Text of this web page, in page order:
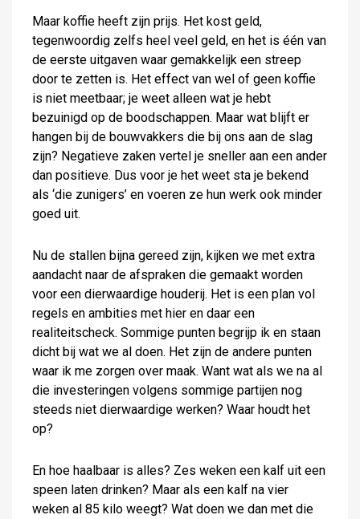
Maar koffie heeft zijn prijs. Het kost geld,
tegenwoordig zelfs heel veel geld, en het is één van
de eerste uitgaven waar gemakkelijk een streep
door te zetten is. Het effect van wel of geen koffie
is niet meetbaar; je weet alleen wat je hebt
bezuinigd op de boodschappen. Maar wat blijft er
hangen bij de bouwvakkers die bij ons aan de slag
zijn? Negatieve zaken vertel je sneller aan een ander
dan positieve. Dus voor je het weet sta je bekend
als ‘die zunigers’ en voeren ze hun werk ook minder
goed uit.
Nu de stallen bijna gereed zijn, kijken we met extra
aandacht naar de afspraken die gemaakt worden
voor een dierwaardige houderij. Het is een plan vol
regels en ambities met hier en daar een
realiteitscheck. Sommige punten begrijp ik en staan
dicht bij wat we al doen. Het zijn de andere punten
waar ik me zorgen over maak. Want wat als we na al
die investeringen volgens sommige partijen nog
steeds niet dierwaardige werken? Waar houdt het
op?
En hoe haalbaar is alles? Zes weken een kalf uit een
speen laten drinken? Maar als een kalf na vier
weken al 85 kilo weegt? Wat doen we dan met die